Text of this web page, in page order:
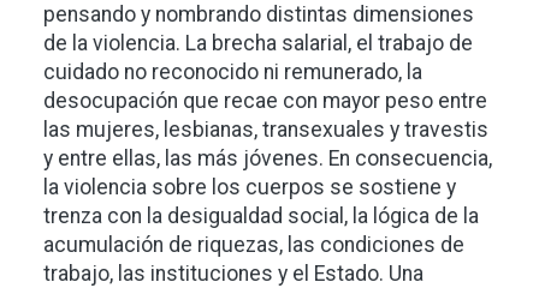
pensando y nombrando distintas dimensiones
de la violencia. La brecha salarial, el trabajo de
cuidado no reconocido ni remunerado, la
desocupación que recae con mayor peso entre
las mujeres, lesbianas, transexuales y travestis
y entre ellas, las más jóvenes. En consecuencia,
la violencia sobre los cuerpos se sostiene y
trenza con la desigualdad social, la lógica de la
acumulación de riquezas, las condiciones de
trabajo, las instituciones y el Estado. Una